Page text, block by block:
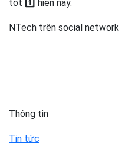
tốt 1️⃣ hiện nay.
NTech trên social network
Thông tin
Tin tức